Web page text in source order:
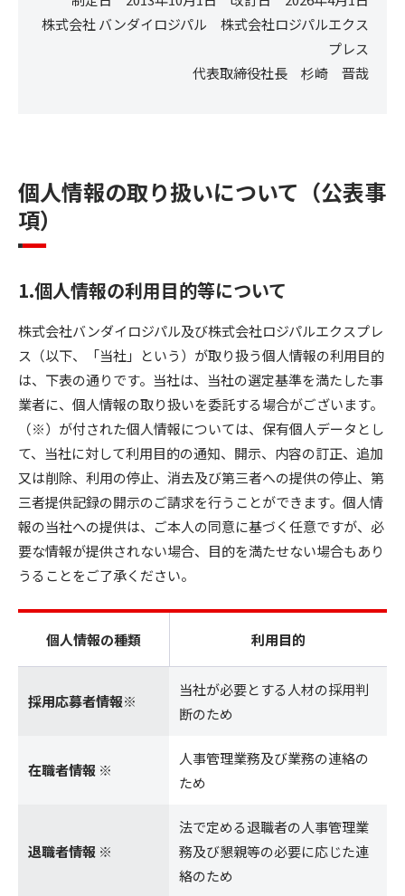
株式会社 バンダイロジパル 株式会社ロジパルエクス
プレス
代表取締役社長 杉崎 晋哉
個人情報の取り扱いについて（公表事
項）
1.個人情報の利用目的等について
株式会社バンダイロジパル及び株式会社ロジパルエクスプレ
ス（以下、「当社」という）が取り扱う個人情報の利用目的
は、下表の通りです。当社は、当社の選定基準を満たした事
業者に、個人情報の取り扱いを委託する場合がございます。
（※）が付された個人情報については、保有個人データとし
て、当社に対して利用目的の通知、開示、内容の訂正、追加
又は削除、利用の停止、消去及び第三者への提供の停止、第
三者提供記録の開示のご請求を行うことができます。個人情
報の当社への提供は、ご本人の同意に基づく任意ですが、必
要な情報が提供されない場合、目的を満たせない場合もあり
うることをご了承ください。
個人情報の種類 利用目的
採用応募者情報※
当社が必要とする人材の採用判
断のため
在職者情報 ※
人事管理業務及び業務の連絡の
ため
退職者情報 ※
法で定める退職者の人事管理業
務及び懇親等の必要に応じた連
絡のため